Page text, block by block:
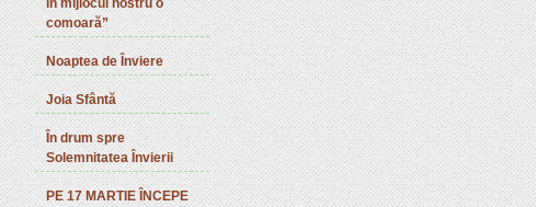
în mijlocul nostru o
comoară”
Noaptea de Înviere
Joia Sfântă
În drum spre
Solemnitatea Învierii
PE 17 MARTIE ÎNCEPE